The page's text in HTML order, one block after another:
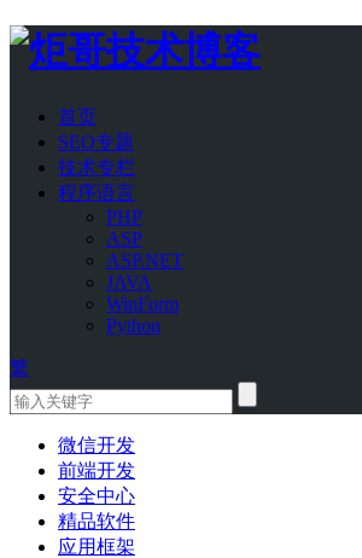
首页
SEO专题
技术专栏
程序语言
PHP
ASP
ASP.NET
JAVA
WinForm
Python
繁
微信开发
前端开发
安全中心
精品软件
应用框架